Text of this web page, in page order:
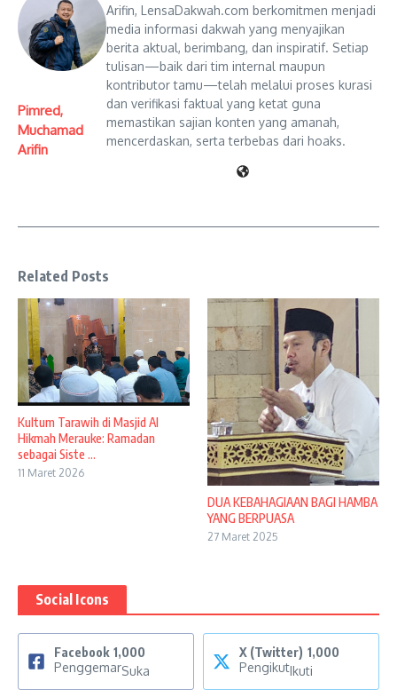
Pimred,
Muchamad
Arifin
Arifin, LensaDakwah.com berkomitmen menjadi
media informasi dakwah yang menyajikan
berita aktual, berimbang, dan inspiratif. Setiap
tulisan—baik dari tim internal maupun
kontributor tamu—telah melalui proses kurasi
dan verifikasi faktual yang ketat guna
memastikan sajian konten yang amanah,
mencerdaskan, serta terbebas dari hoaks.
Related Posts
Kultum Tarawih di Masjid Al
Hikmah Merauke: Ramadan
sebagai Siste ...
11 Maret 2026
DUA KEBAHAGIAAN BAGI HAMBA
YANG BERPUASA
27 Maret 2025
Social Icons
Facebook 1,000
PenggemarSuka
X (Twitter) 1,000
PengikutIkuti